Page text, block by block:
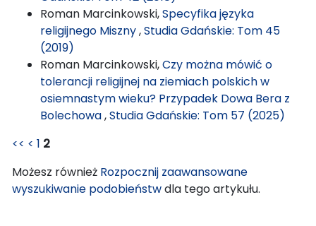
Roman Marcinkowski,Specyfika języka
religijnego Miszny,Studia Gdańskie: Tom 45
(2019)
Roman Marcinkowski,Czy można mówić o
tolerancji religijnej na ziemiach polskich w
osiemnastym wieku? Przypadek Dowa Bera z
Bolechowa,Studia Gdańskie: Tom 57 (2025)
<< < 1 2
Możesz również Rozpocznij zaawansowane
wyszukiwanie podobieństwdla tego artykułu.